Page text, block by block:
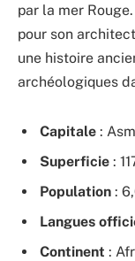
par la mer
pour son
une histoire
archéologiques
Capitale :
Superficie :
Population :
Langues
Continent :